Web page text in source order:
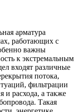
арматура
работающих с
важны
к экстремальным
входят различные
потока,
фильтрации
и расхода, а также
Такая